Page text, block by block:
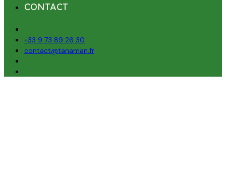
CONTACT
+33 9 73 89 26 30
contact@tanaman.fr